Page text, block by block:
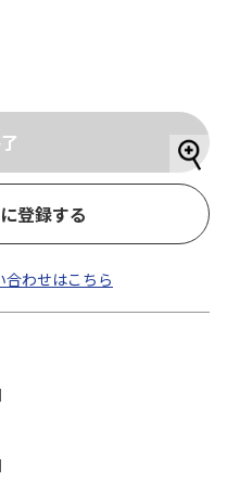
登録する
わせはこちら